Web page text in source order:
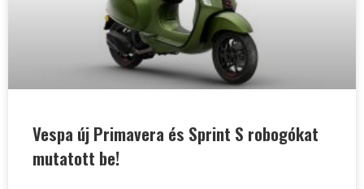
Vespa új Primavera és Sprint S robogókat
mutatott be!